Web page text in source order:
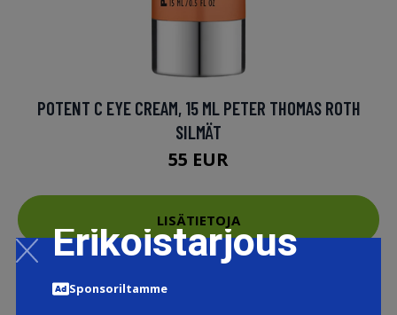
POTENT C EYE CREAM, 15 ML PETER THOMAS ROTH
SILMÄT
55 EUR
LISÄTIETOJA
Erikoistarjous
Sponsoriltamme